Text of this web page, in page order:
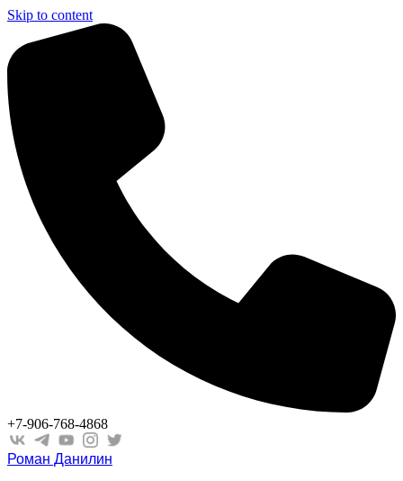
Skip to content
+7-906-768-4868
Роман Данилин